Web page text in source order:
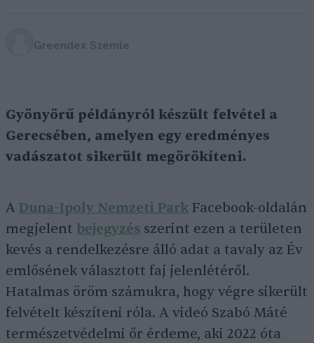
Greendex Szemle
Gyönyörű példányról készült felvétel a
Gerecsében, amelyen egy eredményes
vadászatot sikerült megörökíteni.
A Duna-Ipoly Nemzeti Park Facebook-oldalán
megjelent bejegyzés szerint ezen a területen
kevés a rendelkezésre álló adat a tavaly az Év
emlősének választott faj jelenlétéről.
Hatalmas öröm számukra, hogy végre sikerült
felvételt készíteni róla. A videó Szabó Máté
természetvédelmi őr érdeme, aki 2022 óta